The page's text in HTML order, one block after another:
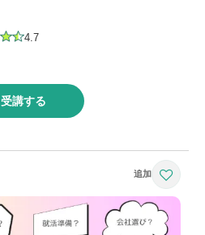
4.7
受講する